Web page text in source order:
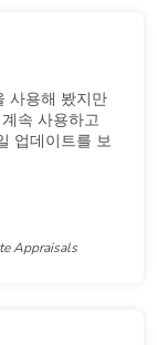
사용해 봤지만
속 사용하고
업데이트를 보
Appraisals